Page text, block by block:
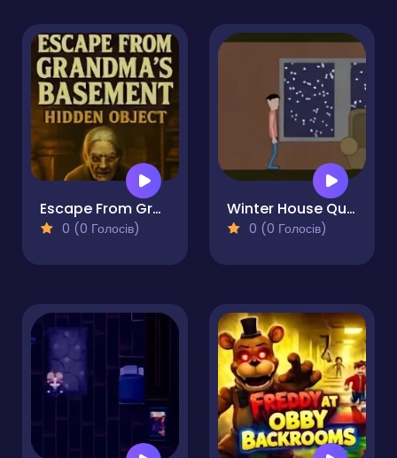
Escape From Grandma's Basement - Hidden Object
0 (0 Голосів)
Winter House Quest
0 (0 Голосів)